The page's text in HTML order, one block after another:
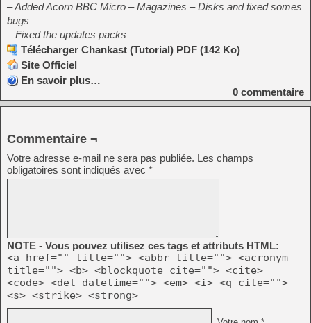
– Added Acorn BBC Micro – Magazines – Disks and fixed somes
bugs
– Fixed the updates packs
Télécharger Chankast (Tutorial) PDF (142 Ko)
Site Officiel
En savoir plus…
0 commentaire
Commentaire ¬
Votre adresse e-mail ne sera pas publiée. Les champs
obligatoires sont indiqués avec *
NOTE - Vous pouvez utilisez ces tags et attributs HTML:
<a href="" title=""> <abbr title=""> <acronym
title=""> <b> <blockquote cite=""> <cite>
<code> <del datetime=""> <em> <i> <q cite="">
<s> <strike> <strong>